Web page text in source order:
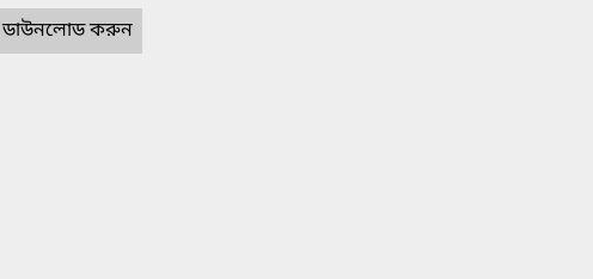
ডাউনলোড করুন